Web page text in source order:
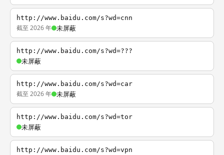
http://www.baidu.com/s?wd=cnn
截至 2026 年 未屏蔽
http://www.baidu.com/s?wd=???
未屏蔽
http://www.baidu.com/s?wd=car
截至 2026 年 未屏蔽
http://www.baidu.com/s?wd=tor
未屏蔽
http://www.baidu.com/s?wd=vpn